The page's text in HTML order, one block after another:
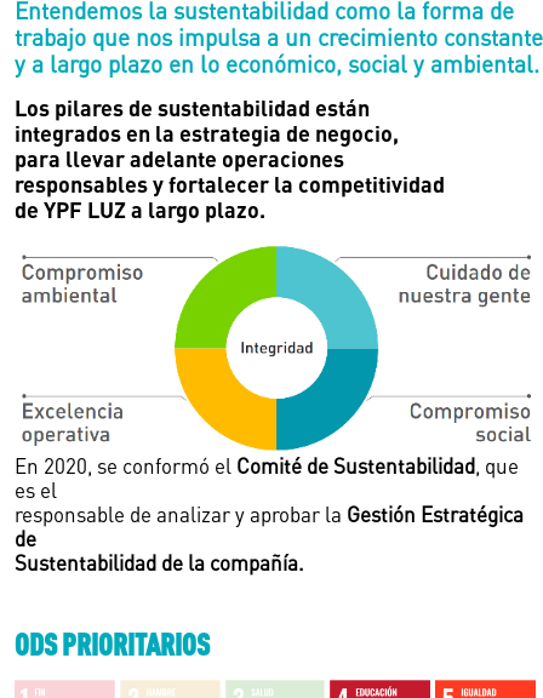
Entendemos la sustentabilidad como la forma de
trabajo que nos impulsa a un crecimiento constante
y a largo plazo en lo económico, social y ambiental.
Los pilares de sustentabilidad están
integrados en la estrategia de negocio,
para llevar adelante operaciones
responsables y fortalecer la competitividad
de YPF LUZ a largo plazo.
En 2020, se conformó el Comité de Sustentabilidad, que
es el
responsable de analizar y aprobar la Gestión Estratégica
de
Sustentabilidad de la compañía.
ODS PRIORITARIOS